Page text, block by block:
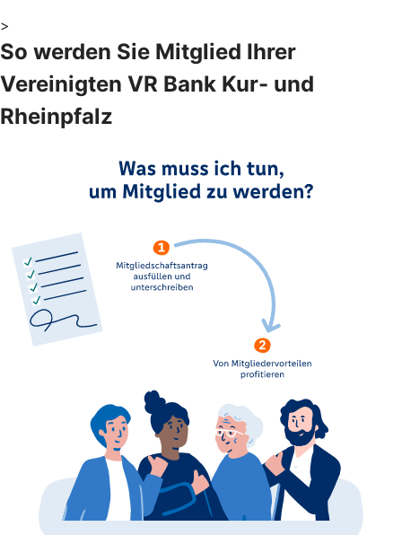
>
So werden Sie Mitglied Ihrer
Vereinigten VR Bank Kur- und
Rheinpfalz